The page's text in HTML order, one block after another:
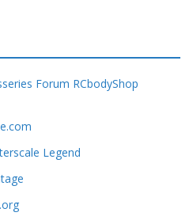
Forum RCbodyShop
Legend